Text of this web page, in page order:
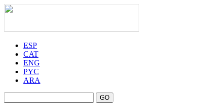
ESP
CAT
ENG
PYC
ARA
GO